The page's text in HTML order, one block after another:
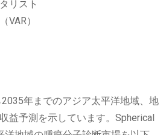
リスト
VAR）
年までのアジア太平洋地域、地
益予測を示しています。Spherical